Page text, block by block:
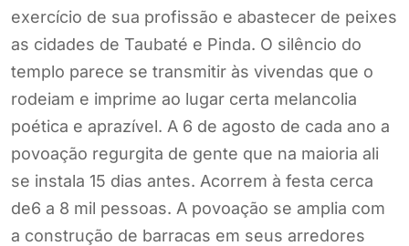
exercício de sua profissão e abastecer de peixes
as cidades de Taubaté e Pinda. O silêncio do
templo parece se transmitir às vivendas que o
rodeiam e imprime ao lugar certa melancolia
poética e aprazível. A 6 de agosto de cada ano a
povoação regurgita de gente que na maioria ali
se instala 15 dias antes. Acorrem à festa cerca
de6 a 8 mil pessoas. A povoação se amplia com
a construção de barracas em seus arredores